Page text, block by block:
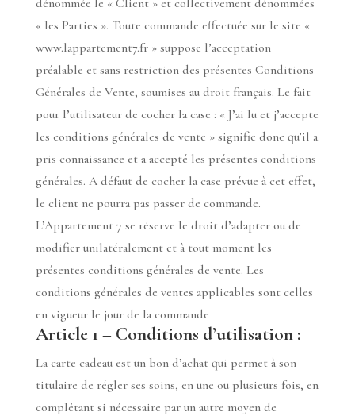
dénommée le « Client » et collectivement dénommées
« les Parties ». Toute commande effectuée sur le site «
www.lappartement7.fr » suppose l’acceptation
préalable et sans restriction des présentes Conditions
Générales de Vente, soumises au droit français. Le fait
pour l’utilisateur de cocher la case : « J’ai lu et j’accepte
les conditions générales de vente » signifie donc qu’il a
pris connaissance et a accepté les présentes conditions
générales. A défaut de cocher la case prévue à cet effet,
le client ne pourra pas passer de commande.
L’Appartement 7 se réserve le droit d’adapter ou de
modifier unilatéralement et à tout moment les
présentes conditions générales de vente. Les
conditions générales de ventes applicables sont celles
en vigueur le jour de la commande
Article 1 – Conditions d’utilisation :
La carte cadeau est un bon d’achat qui permet à son
titulaire de régler ses soins, en une ou plusieurs fois, en
complétant si nécessaire par un autre moyen de